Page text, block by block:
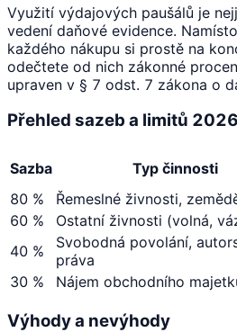
Využití výdajových paušálů je
vedení daňové evidence.
každého nákupu si prostě na
odečtete od nich zákonné
upraven v § 7 odst. 7 zákona o
Přehled sazeb a limitů 2026
Sazba Typ činnosti
80 %
Řemeslné živnosti,
60 %
Ostatní živnosti (volná,
40 %
Svobodná povolání,
práva
30 %
Nájem obchodního
Výhody a nevýhody